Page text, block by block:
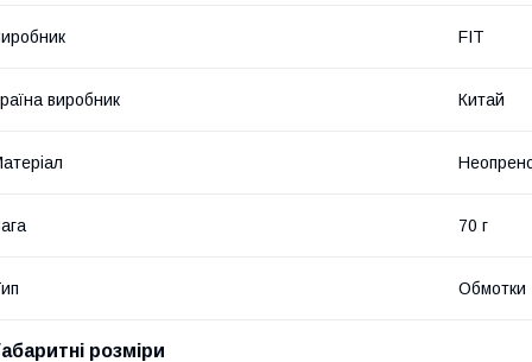
FIT
виробник Китай
70 г
Обмотки
розміри